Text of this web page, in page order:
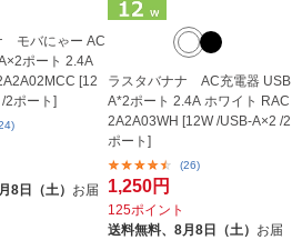
モバにゃー AC
ポート 2.4A
[12
2ポート]
8日（土） お届
ラスタバナナ AC充電器 USB
A*2ポート 2.4A ホワイト RAC
2A2A03WH [12W /USB-A×2 /2
ポート]
(26)
1,250円
125ポイント
送料無料、8月8日（土） お届